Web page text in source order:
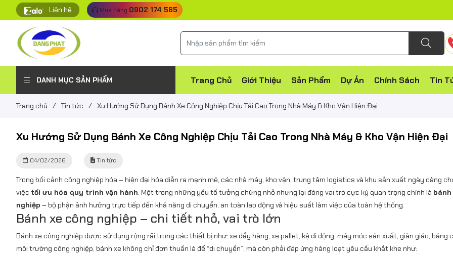
Liên hệ Mua hàng 0902 174 565
DANH MỤC SẢN PHẨM Trang Chủ Giới Thiệu Sản Phẩm Dự Án Chính Sách Tin
Trang chủ / Tin tức / Xu Hướng Sử Dụng Bánh Xe Công Nghiệp Chịu Tải Cao Trong Nhà Máy & Kho Vận Hiện Đại
Xu Hướng Sử Dụng Bánh Xe Công Nghiệp Chịu Tải Cao Trong Nhà Máy & Kho Vận Hiện Đại
04/02/2026 Tin tức
Trong bối cảnh công nghiệp hóa – hiện đại hóa diễn ra mạnh mẽ, các nhà máy, kho vận, trung tâm logistics và khu sản xuất ngày càng
việc tối ưu hóa quy trình vận hành. Một trong những yếu tố tưởng chừng nhỏ nhưng lại đóng vai trò cực kỳ quan trọng chính là bánh
nghiệp – bộ phận ảnh hưởng trực tiếp đến khả năng di chuyển, an toàn lao động và hiệu suất làm việc của toàn hệ thống.
Bánh xe công nghiệp – chi tiết nhỏ, vai trò lớn
Bánh xe công nghiệp được sử dụng rộng rãi trong các thiết bị như: xe đẩy hàng, xe pallet, kệ di động, máy móc sản xuất, giàn giáo, băng
môi trường công nghiệp, bánh xe không chỉ đơn thuần là để “di chuyển”, mà còn phải đáp ứng hàng loạt yêu cầu khắt khe như: